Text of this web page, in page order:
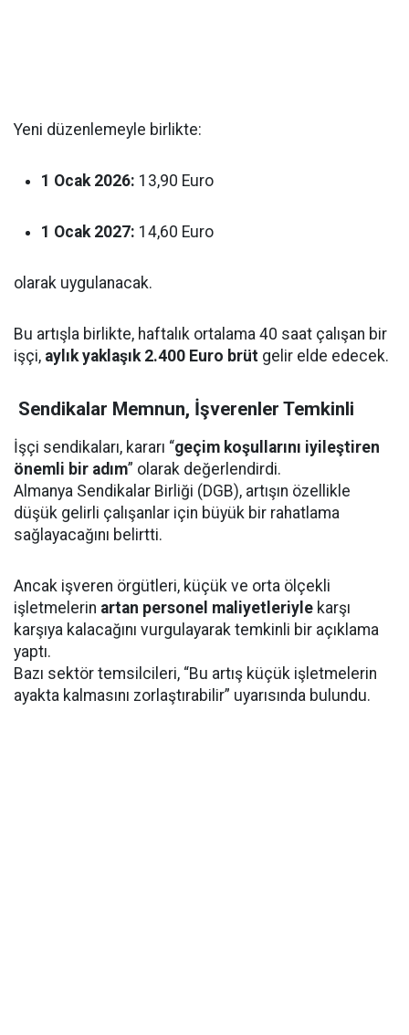
Yeni düzenlemeyle birlikte:
1 Ocak 2026: 13,90 Euro
1 Ocak 2027: 14,60 Euro
olarak uygulanacak.
Bu artışla birlikte, haftalık ortalama 40 saat çalışan bir
işçi, aylık yaklaşık 2.400 Euro brüt gelir elde edecek.
Sendikalar Memnun, İşverenler Temkinli
İşçi sendikaları, kararı “geçim koşullarını iyileştiren
önemli bir adım” olarak değerlendirdi.
Almanya Sendikalar Birliği (DGB), artışın özellikle
düşük gelirli çalışanlar için büyük bir rahatlama
sağlayacağını belirtti.
Ancak işveren örgütleri, küçük ve orta ölçekli
işletmelerin artan personel maliyetleriyle karşı
karşıya kalacağını vurgulayarak temkinli bir açıklama
yaptı.
Bazı sektör temsilcileri, “Bu artış küçük işletmelerin
ayakta kalmasını zorlaştırabilir” uyarısında bulundu.